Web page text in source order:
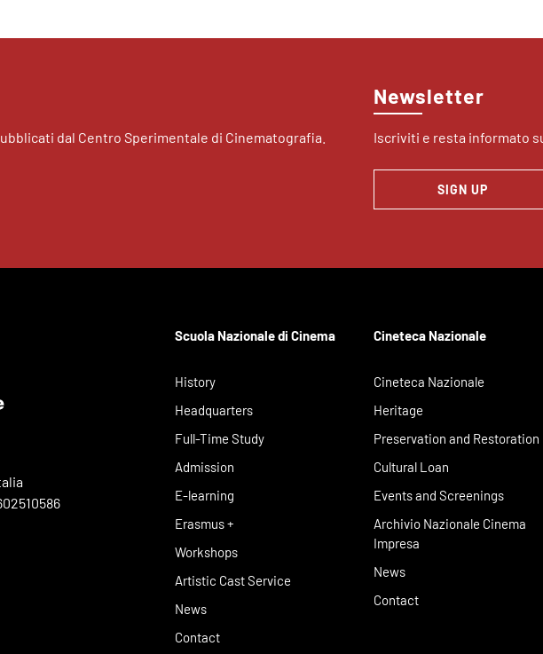
dal Centro Sperimentale di Cinematografia.
Newsletter
Iscriviti e resta informato
SIGN UP
Scuola Nazionale di Cinema
History
Headquarters
Full-Time Study
Admission
E-learning
Erasmus +
Workshops
Artistic Cast Service
News
Contact
Cineteca Nazionale
Cineteca Nazionale
Heritage
Preservation and Restoration
Cultural Loan
Events and Screenings
Archivio Nazionale Cinema
Impresa
News
Contact